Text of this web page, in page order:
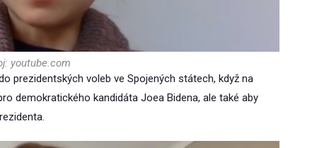
youtube.com
prezidentských voleb ve Spojených státech, když na
demokratického kandidáta Joea Bidena, ale také aby